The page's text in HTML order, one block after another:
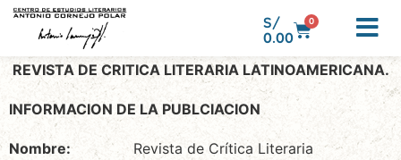
S/
0.00
0
REVISTA DE CRITICA LITERARIA LATINOAMERICANA.
INFORMACION DE LA PUBLCIACION
Nombre:Revista de Crítica Literaria